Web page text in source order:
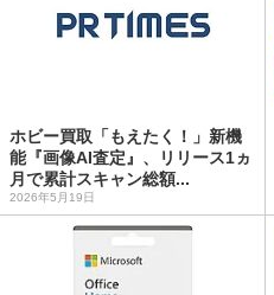
ホビー買取「もえたく！」新機
能『画像AI査定』、リリース1ヵ
月で累計スキャン総額...
2026年5月19日